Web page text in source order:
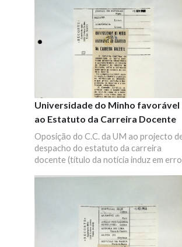
Universidade do Minho favorável
ao Estatuto da Carreira Docente
Oposição do C.C. da UM ao projecto
despacho do estatuto da carreira
docente (título da notícia induz em